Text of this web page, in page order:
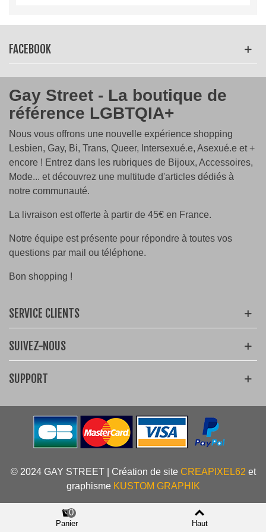
votre première fois, notre tee-shirt sera votre meilleur
intégrante de cette célébration colorée et pleine
d'amour.
FACEBOOK
Gay Street - La boutique de
référence LGBTQIA+
Nous vous offrons une nouvelle expérience shopping
Lesbien, Gay, Bi, Trans, Queer, Intersexué.e, Asexué.e et +
encore ! Entrez dans les rubriques de Bijoux, Accessoires,
Mode... et découvrez une multitude d'articles dédiés à
notre communauté.
La livraison est offerte à partir de 45€ en France.
Notre équipe est présente pour répondre à toutes vos
questions par mail ou téléphone.
Bon shopping !
SERVICE CLIENTS
SUIVEZ-NOUS
SUPPORT
© 2024 GAY STREET | Création de site CREAPIXEL62 et
graphisme KUSTOM GRAPHIK
Panier
0
Haut